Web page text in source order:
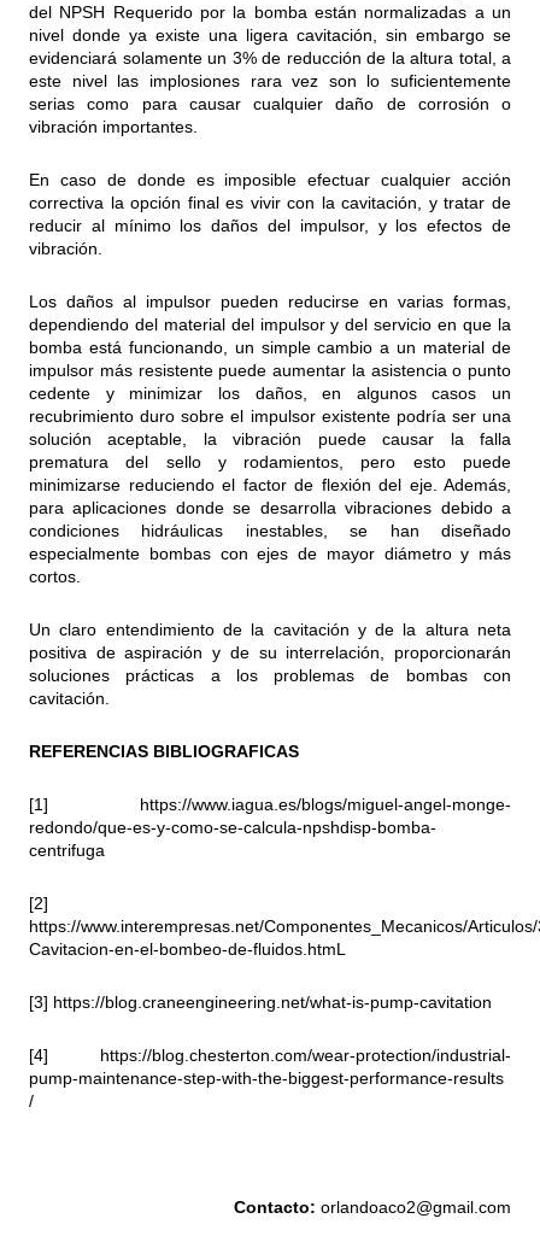
del NPSH Requerido por la bomba están normalizadas a un
nivel donde ya existe una ligera cavitación, sin embargo se
evidenciará solamente un 3% de reducción de la altura total, a
este nivel las implosiones rara vez son lo suficientemente
serias como para causar cualquier daño de corrosión o
vibración importantes.
En caso de donde es imposible efectuar cualquier acción
correctiva la opción final es vivir con la cavitación, y tratar de
reducir al mínimo los daños del impulsor, y los efectos de
vibración.
Los daños al impulsor pueden reducirse en varias formas,
dependiendo del material del impulsor y del servicio en que la
bomba está funcionando, un simple cambio a un material de
impulsor más resistente puede aumentar la asistencia o punto
cedente y minimizar los daños, en algunos casos un
recubrimiento duro sobre el impulsor existente podría ser una
solución aceptable, la vibración puede causar la falla
prematura del sello y rodamientos, pero esto puede
minimizarse reduciendo el factor de flexión del eje. Además,
para aplicaciones donde se desarrolla vibraciones debido a
condiciones hidráulicas inestables, se han diseñado
especialmente bombas con ejes de mayor diámetro y más
cortos.
Un claro entendimiento de la cavitación y de la altura neta
positiva de aspiración y de su interrelación, proporcionarán
soluciones prácticas a los problemas de bombas con
cavitación.
REFERENCIAS BIBLIOGRAFICAS
[1] https://www.iagua.es/blogs/miguel-angel-monge-
redondo/que-es-y-como-se-calcula-npshdisp-bomba-
centrifuga
[2]
https://www.interempresas.net/Componentes_Mecanicos/
Cavitacion-en-el-bombeo-de-fluidos.htmL
[3] https://blog.craneengineering.net/what-is-pump-cavitation
[4] https://blog.chesterton.com/wear-protection/industrial-
pump-maintenance-step-with-the-biggest-performance-results
/
Contacto: orlandoaco2@gmail.com